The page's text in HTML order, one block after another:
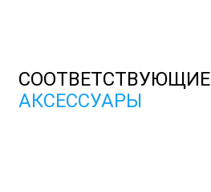
СООТВЕТСТВУЮЩИЕ
АКСЕССУАРЫ